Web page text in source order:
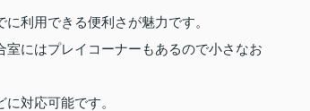
利用できる便利さが魅力です。
にはプレイコーナーもあるので小さなお
対応可能です。